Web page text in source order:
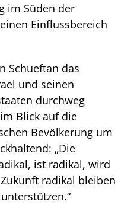
im Süden der
Einflussbereich
Schueftan das
und seinen
durchweg
Blick auf die
Bevölkerung um
„Die
ist radikal, wird
radikal bleiben